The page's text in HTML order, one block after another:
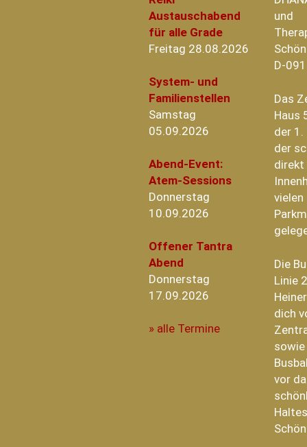
Austauschabend
für alle Grade
Freitag 28.08.2026
System- und
Familienstellen
Samstag
05.09.2026
Abend-Event:
Atem-Sessions
Donnerstag
10.09.2026
Offener Tantra
Abend
Donnerstag
17.09.2026
» alle Termine
und
D-
Das
Haus
der 1.
der
direkt
vielen
Die
Linie
dich
vor